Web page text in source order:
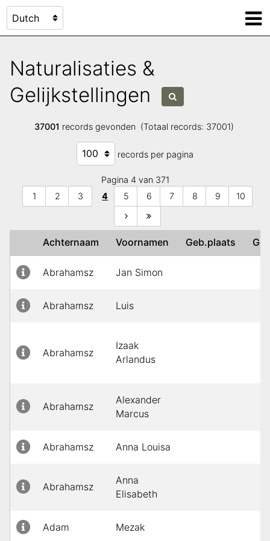
Naturalisaties &
Gelijkstellingen
37001 records gevonden (Totaal records: 37001)
records per pagina
Pagina 4 van 371
1
2 3 4 5 6 7 8 9 10
Achternaam Voornamen Geb.plaats
Abrahamsz Jan Simon
Abrahamsz Luis
Abrahamsz
Izaak
Arlandus
Abrahamsz
Alexander
Marcus
Abrahamsz Anna Louisa
Abrahamsz
Anna
Elisabeth
Adam Mezak